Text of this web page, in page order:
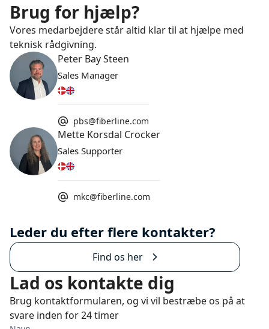
Brug for hjælp?
Vores medarbejdere står altid klar til at hjælpe med
teknisk rådgivning.
Peter Bay Steen
Sales Manager
pbs@fiberline.com
Mette Korsdal Crocker
Sales Supporter
mkc@fiberline.com
Leder du efter flere kontakter?
Find os her
Lad os kontakte dig
Brug kontaktformularen, og vi vil bestræbe os på at
svare inden for 24 timer